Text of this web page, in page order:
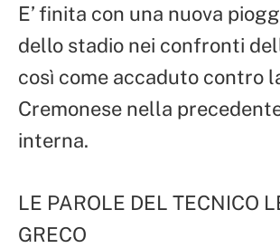
E’ finita con una nuova
dello stadio nei confronti
così come accaduto contro
Cremonese nella
interna.
LE PAROLE DEL TECNICO
GRECO